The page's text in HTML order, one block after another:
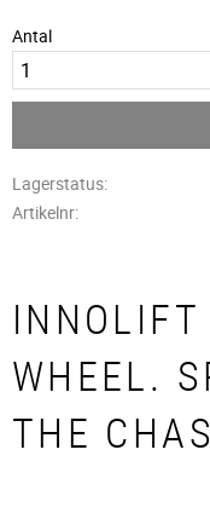
Antal
Lagerstatus
Artikelnr
INNOLIFT
WHEEL.
THE